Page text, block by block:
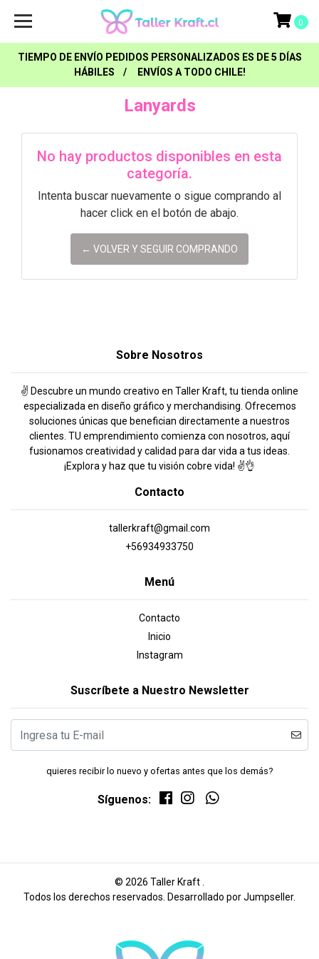
TIEMPO DE ENVÍO PEDIDOS PERSONALIZADOS ES DE 5 DÍAS
HÁBILES / ENVÍOS A TODO CHILE!
0
Lanyards
No hay productos disponibles en esta
categoría.
Intenta buscar nuevamente o sigue comprando al
hacer click en el botón de abajo.
← VOLVER Y SEGUIR COMPRANDO
Sobre Nosotros
✌️ Descubre un mundo creativo en Taller Kraft, tu tienda online
especializada en diseño gráfico y merchandising. Ofrecemos
soluciones únicas que benefician directamente a nuestros
clientes. TU emprendimiento comienza con nosotros, aquí
fusionamos creatividad y calidad para dar vida a tus ideas.
¡Explora y haz que tu visión cobre vida! ✌️👌
Contacto
tallerkraft@gmail.com
+56934933750
Menú
Contacto
Inicio
Instagram
Suscríbete a Nuestro Newsletter
quieres recibir lo nuevo y ofertas antes que los demás?
Síguenos:
© 2026 Taller Kraft .
Todos los derechos reservados. Desarrollado por Jumpseller.